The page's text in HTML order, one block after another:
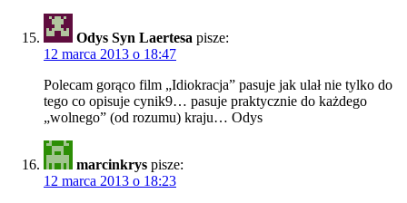
Odys Syn Laertesa pisze:
12 marca 2013 o 18:47
Polecam gorąco film „Idiokracja” pasuje jak ulał nie tylko do
tego co opisuje cynik9… pasuje praktycznie do każdego
„wolnego” (od rozumu) kraju… Odys
marcinkrys pisze:
12 marca 2013 o 18:23